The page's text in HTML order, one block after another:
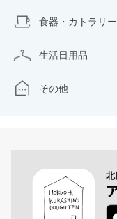
食器・カトラリー
生活日用品
その他